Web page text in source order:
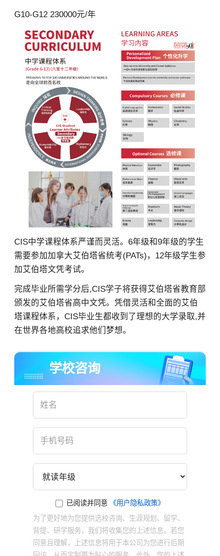
G10-G12 230000元/年
CIS中学课程体系严谨而灵活。6年级和9年级的学生
需要参加加拿大艾伯塔省统考(PATs)，12年级学生参
加艾伯塔文凭考试。
完成毕业所需学分后,CIS学子将获得艾伯塔省教育部
颁发的艾伯塔省高中文凭。凭借灵活和全面的艾伯
塔课程体系，CIS毕业生都收到了理想的大学录取,并
在世界各地高校追求他们梦想。
学校咨询
已阅读并同意
《用户隐私政策》
为了更好地为您提供选校咨询、生涯规划、留学、
背提、研学服务，我们将收集您的上述信息。若您
同意且理解，上述信息将用于本公司为您进行后期